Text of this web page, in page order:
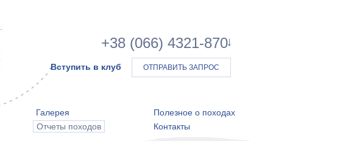
+38 (066) 4321-870
Вступить в клуб ОТПРАВИТЬ ЗАПРОС
Галерея
Полезное о походах
Отчеты походов
Контакты